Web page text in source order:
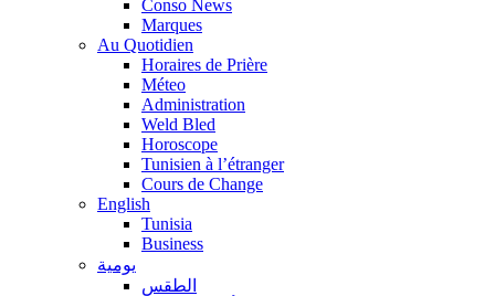
Conso News
Marques
Au Quotidien
Horaires de Prière
Méteo
Administration
Weld Bled
Horoscope
Tunisien à l’étranger
Cours de Change
English
Tunisia
Business
يومية
الطقس